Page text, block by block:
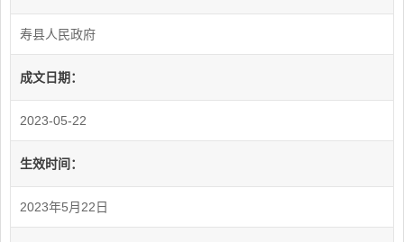
寿县人民政府
成文日期：
2023-05-22
生效时间：
2023年5月22日